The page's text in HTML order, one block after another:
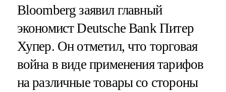
Bloomberg заявил главный
экономист Deutsche Bank Питер
Хупер. Он отметил, что торговая
война в виде применения тарифов
на различные товары со стороны